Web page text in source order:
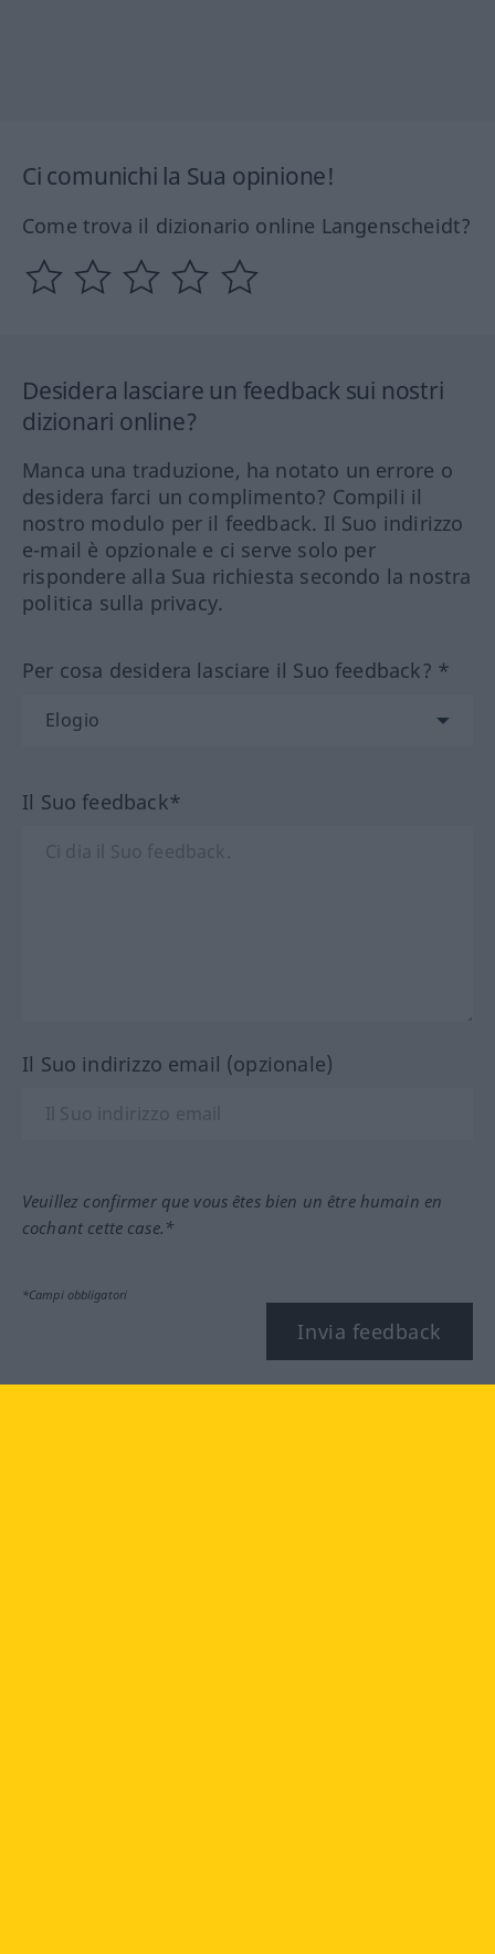
Ci comunichi la Sua opinione!
Come trova il dizionario online Langenscheidt?
Desidera lasciare un feedback sui nostri
dizionari online?
Manca una traduzione, ha notato un errore o
desidera farci un complimento? Compili il
nostro modulo per il feedback. Il Suo indirizzo
e-mail è opzionale e ci serve solo per
rispondere alla Sua richiesta secondo la nostra
politica sulla privacy.
Per cosa desidera lasciare il Suo feedback? *
Il Suo feedback*
Il Suo indirizzo email (opzionale)
Veuillez confirmer que vous êtes bien un être humain en
cochant cette case.*
*Campi obbligatori
Invia feedback